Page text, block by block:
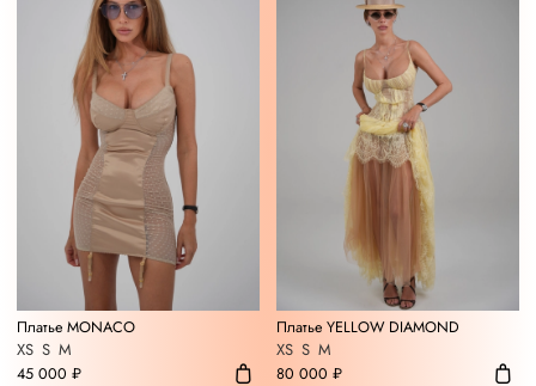
Платье MONACO
XS S M
45 000 ₽
Платье YELLOW DIAMOND
XS S M
80 000 ₽